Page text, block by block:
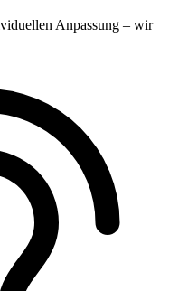
Anpassung – wir